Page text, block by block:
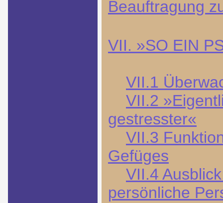
Beauftragung
VII. »SO EIN
VII.1
VII.2
gestresster«
VII.3
Gefüges
VII.4
persönliche